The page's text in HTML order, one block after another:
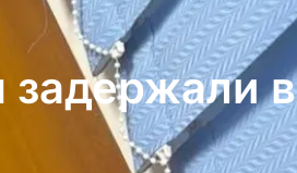
задержали в